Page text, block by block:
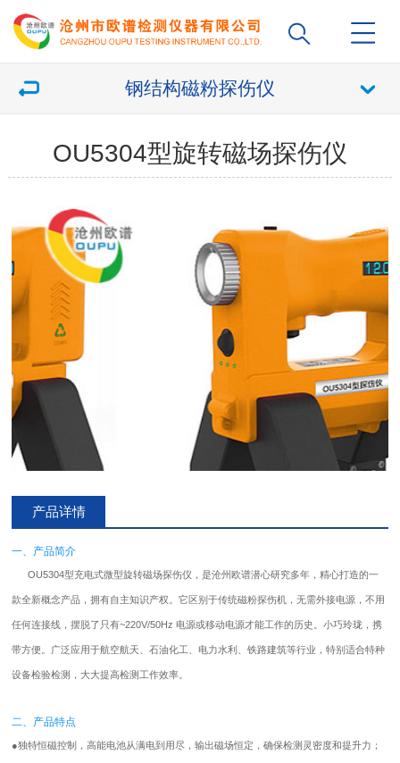
钢结构磁粉探伤仪
OU5304型旋转磁场探伤仪
产品详情
一、产品简介
OU5304型充电式微型旋转磁场探伤仪 ，是沧州欧谱潜心研究多年，精心打造的一
款全新概念产品，拥有自主知识产权。它区别于传统磁粉探伤机，无需外接电源，不用
任何连接线，摆脱了只有~220V/50Hz 电源或移动电源才能工作的历史。小巧玲珑，携
带方便。广泛应用于航空航天、石油化工、电力水利、铁路建筑等行业，特别适合特种
设备检验检测，大大提高检测工作效率。
二、产品特点
●独特恒磁控制，高能电池从满电到用尽，输出磁场恒定，确保检测灵密度和提升力；